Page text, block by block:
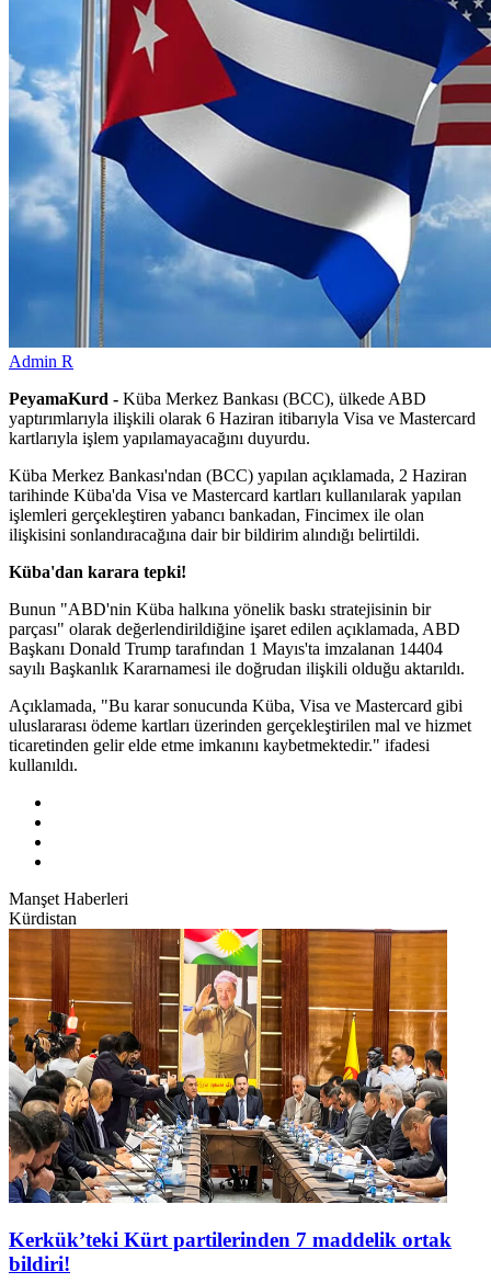
Admin R
PeyamaKurd - Küba Merkez Bankası (BCC), ülkede ABD
yaptırımlarıyla ilişkili olarak 6 Haziran itibarıyla Visa ve Mastercard
kartlarıyla işlem yapılamayacağını duyurdu.
Küba Merkez Bankası'ndan (BCC) yapılan açıklamada, 2 Haziran
tarihinde Küba'da Visa ve Mastercard kartları kullanılarak yapılan
işlemleri gerçekleştiren yabancı bankadan, Fincimex ile olan
ilişkisini sonlandıracağına dair bir bildirim alındığı belirtildi.
Küba'dan karara tepki!
Bunun "ABD'nin Küba halkına yönelik baskı stratejisinin bir
parçası" olarak değerlendirildiğine işaret edilen açıklamada, ABD
Başkanı Donald Trump tarafından 1 Mayıs'ta imzalanan 14404
sayılı Başkanlık Kararnamesi ile doğrudan ilişkili olduğu aktarıldı.
Açıklamada, "Bu karar sonucunda Küba, Visa ve Mastercard gibi
uluslararası ödeme kartları üzerinden gerçekleştirilen mal ve hizmet
ticaretinden gelir elde etme imkanını kaybetmektedir." ifadesi
kullanıldı.
Manşet Haberleri
Kürdistan
Kerkük’teki Kürt partilerinden 7 maddelik ortak
bildiri!